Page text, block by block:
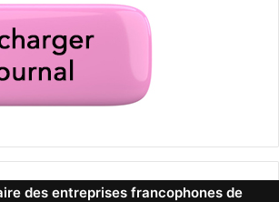
des entreprises francophones de